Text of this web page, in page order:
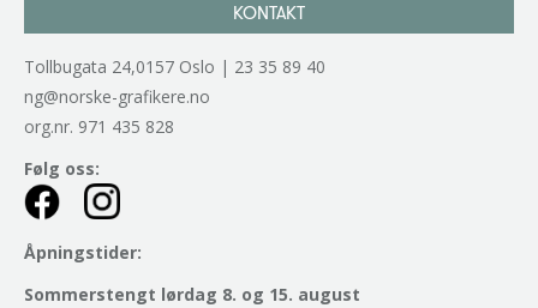
KONTAKT
Tollbugata 24,0157 Oslo | 23 35 89 40
ng@norske-grafikere.no
org.nr. 971 435 828
Følg oss:
Åpningstider:
Sommerstengt lørdag 8. og 15. august